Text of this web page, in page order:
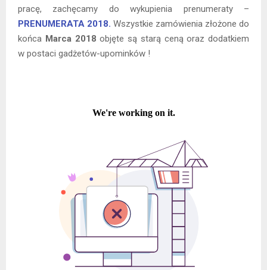
pracę, zachęcamy do wykupienia prenumeraty –
PRENUMERATA 2018. Wszystkie zamówienia złożone do
końca Marca 2018 objęte są starą ceną oraz dodatkiem
w postaci gadżetów-upominków !